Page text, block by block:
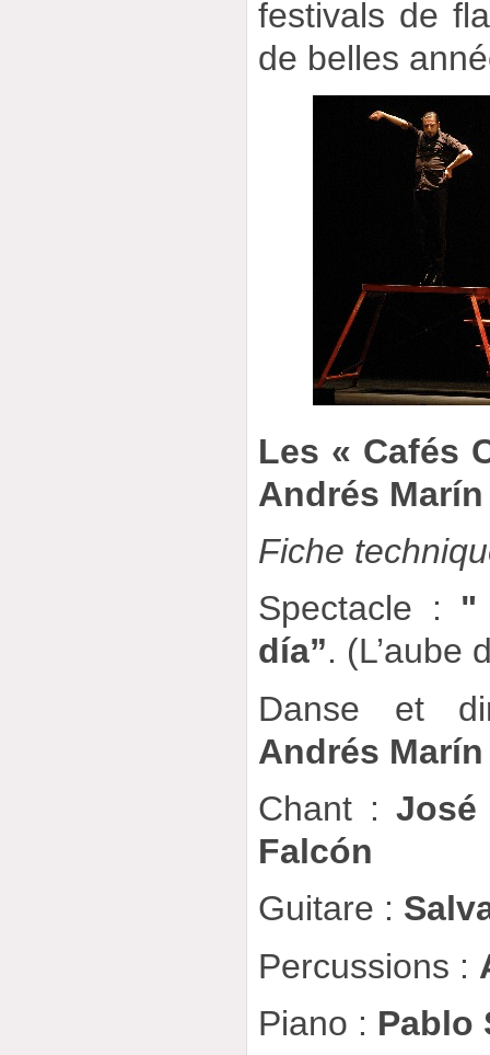
festivals de
de belles
Les « Cafés
Andrés Marín
Fiche
Spectacle : "
día”. (L’aube
Danse et
Andrés Marín
Chant : José
Falcón
Guitare :
Percussions :
Piano : Pablo